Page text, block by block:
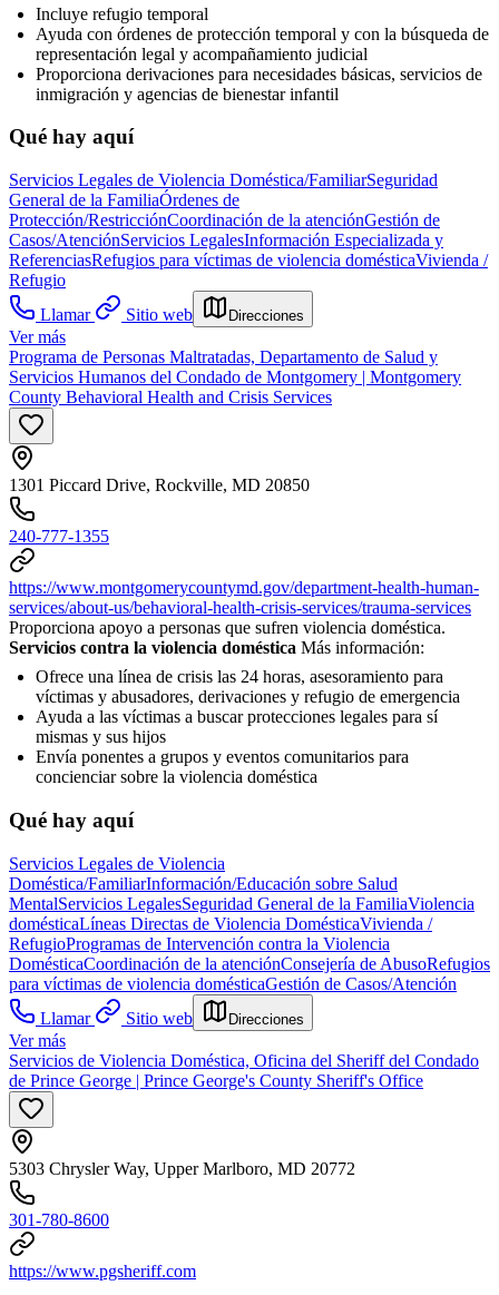
Incluye refugio temporal
Ayuda con órdenes de protección temporal y con la búsqueda de
representación legal y acompañamiento judicial
Proporciona derivaciones para necesidades básicas, servicios de
inmigración y agencias de bienestar infantil
Qué hay aquí
Servicios Legales de Violencia Doméstica/FamiliarSeguridad
General de la FamiliaÓrdenes de
Protección/RestricciónCoordinación de la atenciónGestión de
Casos/AtenciónServicios LegalesInformación Especializada y
ReferenciasRefugios para víctimas de violencia domésticaVivienda /
Refugio
Llamar
Sitio web Direcciones
Ver más
Programa de Personas Maltratadas, Departamento de Salud y
Servicios Humanos del Condado de Montgomery | Montgomery
County Behavioral Health and Crisis Services
1301 Piccard Drive, Rockville, MD 20850
240-777-1355
https://www.montgomerycountymd.gov/department-health-human-
services/about-us/behavioral-health-crisis-services/trauma-services
Proporciona apoyo a personas que sufren violencia doméstica.
Servicios contra la violencia doméstica Más información:
Ofrece una línea de crisis las 24 horas, asesoramiento para
víctimas y abusadores, derivaciones y refugio de emergencia
Ayuda a las víctimas a buscar protecciones legales para sí
mismas y sus hijos
Envía ponentes a grupos y eventos comunitarios para
concienciar sobre la violencia doméstica
Qué hay aquí
Servicios Legales de Violencia
Doméstica/FamiliarInformación/Educación sobre Salud
MentalServicios LegalesSeguridad General de la FamiliaViolencia
domésticaLíneas Directas de Violencia DomésticaVivienda /
RefugioProgramas de Intervención contra la Violencia
DomésticaCoordinación de la atenciónConsejería de AbusoRefugios
para víctimas de violencia domésticaGestión de Casos/Atención
Llamar
Sitio web Direcciones
Ver más
Servicios de Violencia Doméstica, Oficina del Sheriff del Condado
de Prince George | Prince George's County Sheriff's Office
5303 Chrysler Way, Upper Marlboro, MD 20772
301-780-8600
https://www.pgsheriff.com